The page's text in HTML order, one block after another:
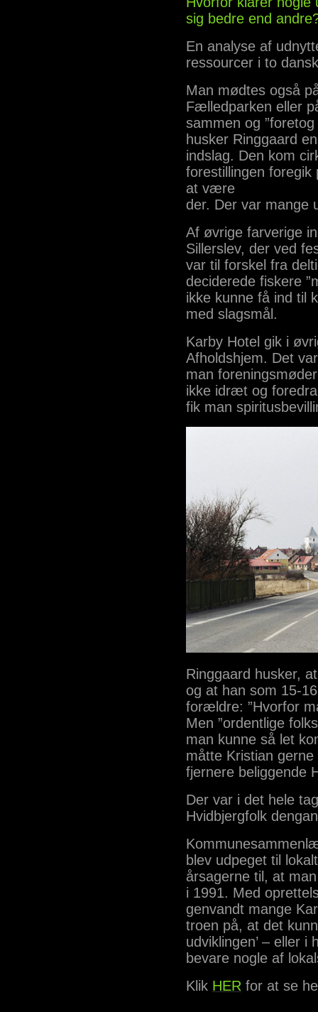
sig bedre end
En analyse af
ressourcer i to
Man mødtes også
Fælledparken eller
sammen og
husker Ringgaard
indslag. Den kom
forestillingen foregik
at være
der. Der var mange
Af øvrige farverige
Sillerslev, der ved
var til forskel fra
deciderede fiskere
ikke kunne få ind til
med slagsmål.
Karby Hotel gik i
Afholdshjem. Det
man
ikke idræt og
fik man
Ringgaard husker,
og at han som 15-
forældre: ”Hvorfor
Men ”ordentlige
man kunne så let
måtte Kristian
fjernere beliggende
Der var i det hele
Hvidbjergfolk
blev udpeget til
årsagerne til, at
i 1991. Med
genvandt mange
troen på, at det
udviklingen’ – eller
bevare nogle af
Klik HER for at se